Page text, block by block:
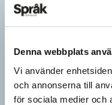
Denna webbplats
Vi använder
och annonserna till
för sociala medier och